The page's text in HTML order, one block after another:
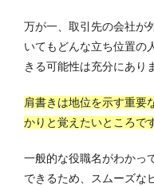
万が一、取引先の会社が
いてもどんな立ち位置の
きる可能性は充分にあり
肩書きは地位を示す重要
かりと覚えたいところで
一般的な役職名がわかっ
できるため、スムーズな